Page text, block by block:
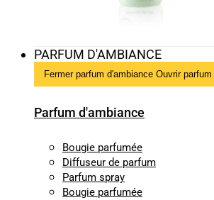
PARFUM D'AMBIANCE
Fermer parfum d'ambiance Ouvrir
Parfum d'ambiance
Bougie parfumée
Diffuseur de parfum
Parfum spray
Bougie parfumée